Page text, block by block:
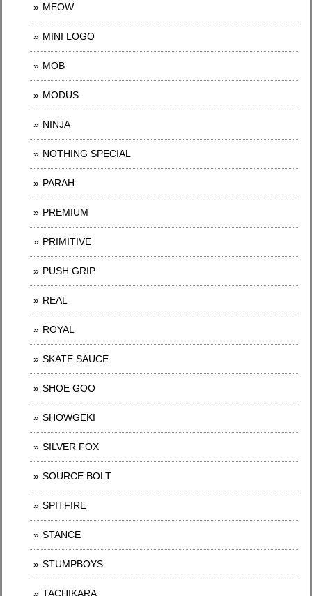
MEOW
MINI LOGO
MOB
MODUS
NINJA
NOTHING SPECIAL
PARAH
PREMIUM
PRIMITIVE
PUSH GRIP
REAL
ROYAL
SKATE SAUCE
SHOE GOO
SHOWGEKI
SILVER FOX
SOURCE BOLT
SPITFIRE
STANCE
STUMPBOYS
TACHIKARA